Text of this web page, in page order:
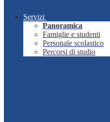
Servizi
Panoramica
Famiglie e studenti
Personale scolastico
Percorsi di studio